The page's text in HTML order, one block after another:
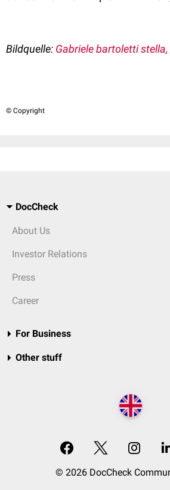
Bildquelle: Gabriele bartoletti
© Copyright
DocCheck
About Us
Investor Relations
Press
Career
For Business
Other stuff
© 2026 DocCheck